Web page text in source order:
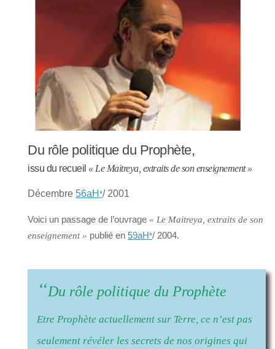
Du rôle politique du Prophète,
issu du recueil « Le Maitreya, extraits de son enseignement »
Décembre 56aH */ 2001
Voici un passage de l’ouvrage « Le Maitreya, extraits de son
enseignement » publié en 59aH*/ 2004.
“Du rôle politique du Prophète
Etre Prophète actuellement sur Terre, ce n’est pas
seulement révéler les secrets de nos origines qui